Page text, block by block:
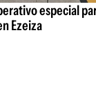
especial
Ezeiza